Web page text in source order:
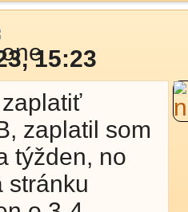
15:23
zaplatil som
týžden, no
stránku